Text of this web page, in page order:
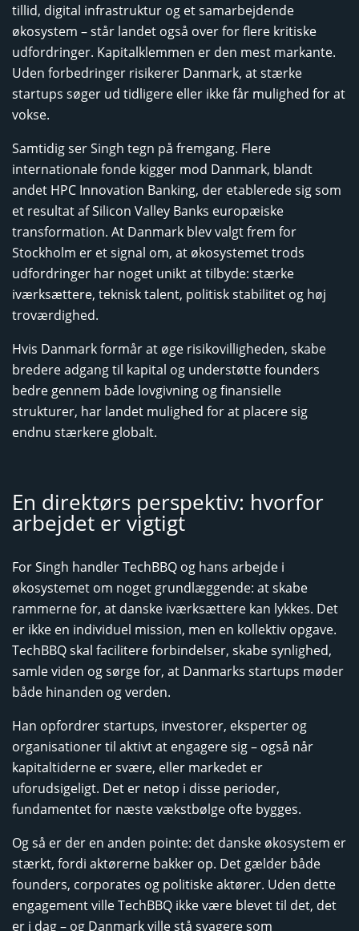
tillid, digital infrastruktur og et samarbejdende
økosystem – står landet også over for flere kritiske
udfordringer. Kapitalklemmen er den mest markante.
Uden forbedringer risikerer Danmark, at stærke
startups søger ud tidligere eller ikke får mulighed for at
vokse.
Samtidig ser Singh tegn på fremgang. Flere
internationale fonde kigger mod Danmark, blandt
andet HPC Innovation Banking, der etablerede sig som
et resultat af Silicon Valley Banks europæiske
transformation. At Danmark blev valgt frem for
Stockholm er et signal om, at økosystemet trods
udfordringer har noget unikt at tilbyde: stærke
iværksættere, teknisk talent, politisk stabilitet og høj
troværdighed.
Hvis Danmark formår at øge risikovilligheden, skabe
bredere adgang til kapital og understøtte founders
bedre gennem både lovgivning og finansielle
strukturer, har landet mulighed for at placere sig
endnu stærkere globalt.
En direktørs perspektiv: hvorfor
arbejdet er vigtigt
For Singh handler TechBBQ og hans arbejde i
økosystemet om noget grundlæggende: at skabe
rammerne for, at danske iværksættere kan lykkes. Det
er ikke en individuel mission, men en kollektiv opgave.
TechBBQ skal facilitere forbindelser, skabe synlighed,
samle viden og sørge for, at Danmarks startups møder
både hinanden og verden.
Han opfordrer startups, investorer, eksperter og
organisationer til aktivt at engagere sig – også når
kapitaltiderne er svære, eller markedet er
uforudsigeligt. Det er netop i disse perioder,
fundamentet for næste vækstbølge ofte bygges.
Og så er der en anden pointe: det danske økosystem er
stærkt, fordi aktørerne bakker op. Det gælder både
founders, corporates og politiske aktører. Uden dette
engagement ville TechBBQ ikke være blevet til det, det
er i dag – og Danmark ville stå svagere som